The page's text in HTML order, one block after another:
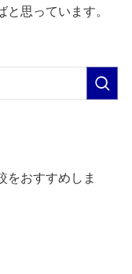
思っています。
をおすすめしま